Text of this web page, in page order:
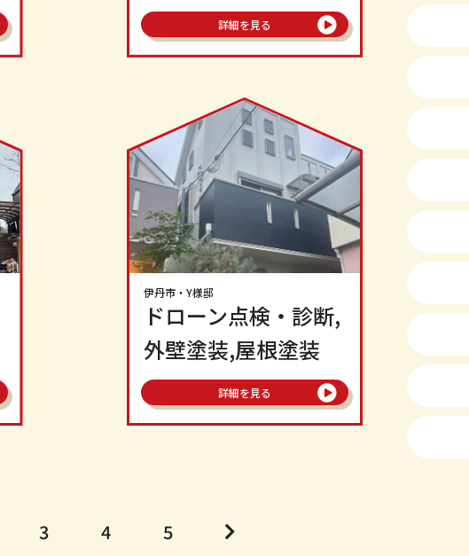
詳細を見る
伊丹市・Y様邸
ドローン点検・診断,
外壁塗装,屋根塗装
詳細を見る
3 4 5